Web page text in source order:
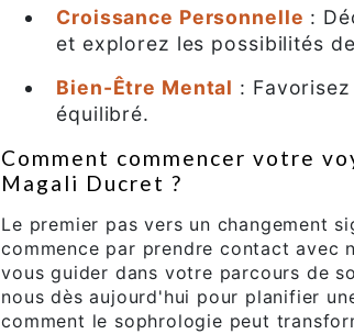
Croissance Personnelle :
et explorez les possibilités
Bien-Être Mental :
équilibré.
Comment commencer votre
Magali Ducret ?
Le premier pas vers un changement
commence par prendre contact avec
vous guider dans votre parcours de
nous dès aujourd'hui pour planifier
comment le sophrologie peut